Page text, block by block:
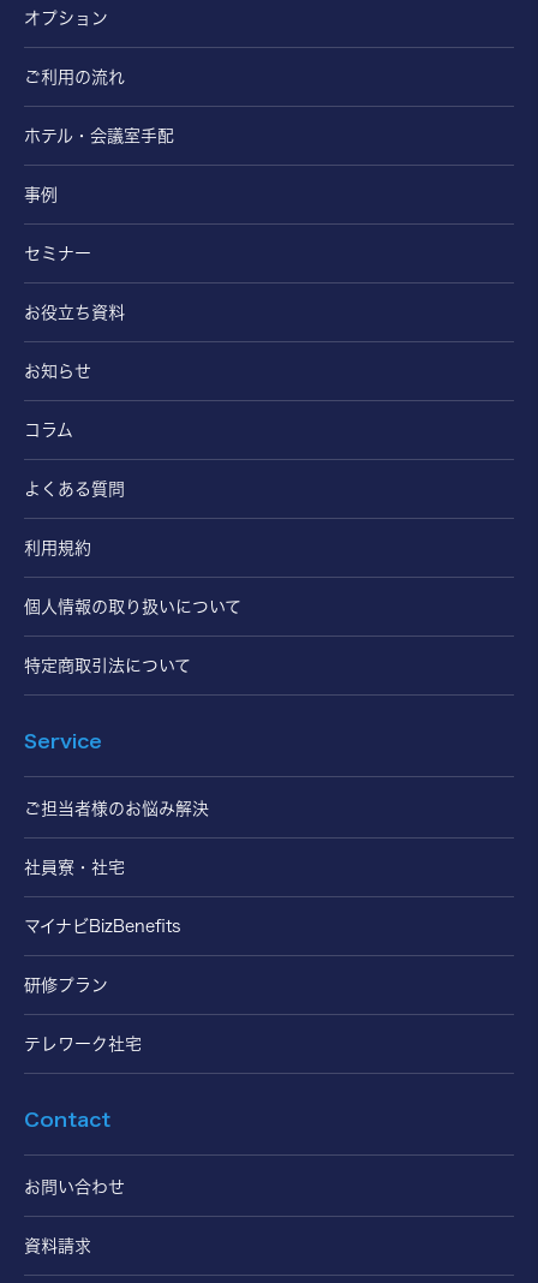
オプション
ご利用の流れ
ホテル・会議室手配
事例
セミナー
お役立ち資料
お知らせ
コラム
よくある質問
利用規約
個人情報の取り扱いについて
特定商取引法について
Service
ご担当者様のお悩み解決
社員寮・社宅
マイナビBizBenefits
研修プラン
テレワーク社宅
Contact
お問い合わせ
資料請求